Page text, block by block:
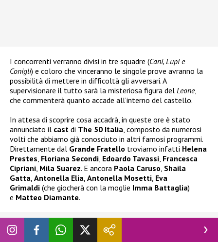
I concorrenti verranno divisi in tre squadre (Cani, Lupi e
Conigli) e coloro che vinceranno le singole prove avranno la
possibilità di mettere in difficoltà gli avversari. A
supervisionare il tutto sarà la misteriosa figura del Leone,
che commenterà quanto accade all’interno del castello.
In attesa di scoprire cosa accadrà, in queste ore è stato
annunciato il cast di The 50 Italia, composto da numerosi
volti che abbiamo già conosciuto in altri famosi programmi.
Direttamente dal Grande Fratello troviamo infatti Helena
Prestes, Floriana Secondi, Edoardo Tavassi, Francesca
Cipriani, Mila Suarez. E ancora Paola Caruso, Shaila
Gatta, Antonella Elia, Antonella Mosetti, Eva
Grimaldi (che giocherà con la moglie Imma Battaglia)
e Matteo Diamante.